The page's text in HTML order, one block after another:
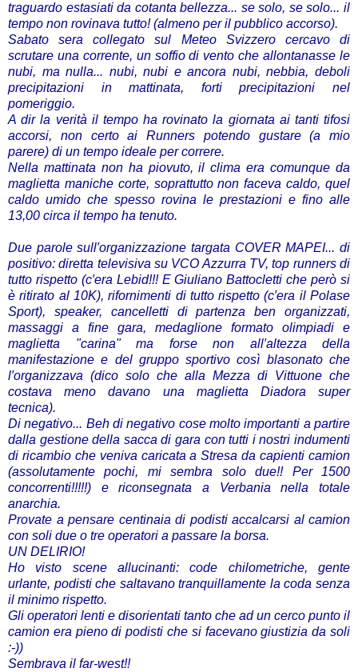
traguardo estasiati da cotanta bellezza... se solo, se solo... il
tempo non rovinava tutto! (almeno per il pubblico accorso).
Sabato sera collegato sul Meteo Svizzero cercavo di
scrutare una corrente, un soffio di vento che allontanasse le
nubi, ma nulla... nubi, nubi e ancora nubi, nebbia, deboli
precipitazioni in mattinata, forti precipitazioni nel
pomeriggio.
A dir la verità il tempo ha rovinato la giornata ai tanti tifosi
accorsi, non certo ai Runners potendo gustare (a mio
parere) di un tempo ideale per correre.
Nella mattinata non ha piovuto, il clima era comunque da
maglietta maniche corte, soprattutto non faceva caldo, quel
caldo umido che spesso rovina le prestazioni e fino alle
13,00 circa il tempo ha tenuto.
Due parole sull′organizzazione targata COVER MAPEI... di
positivo: diretta televisiva su VCO Azzurra TV, top runners di
tutto rispetto (c′era Lebid!!! E Giuliano Battocletti che però si
è ritirato al 10K), rifornimenti di tutto rispetto (c′era il Polase
Sport), speaker, cancelletti di partenza ben organizzati,
massaggi a fine gara, medaglione formato olimpiadi e
maglietta "carina" ma forse non all′altezza della
manifestazione e del gruppo sportivo così blasonato che
l′organizzava (dico solo che alla Mezza di Vittuone che
costava meno davano una maglietta Diadora super
tecnica).
Di negativo... Beh di negativo cose molto importanti a partire
dalla gestione della sacca di gara con tutti i nostri indumenti
di ricambio che veniva caricata a Stresa da capienti camion
(assolutamente pochi, mi sembra solo due!! Per 1500
concorrenti!!!!!) e riconsegnata a Verbania nella totale
anarchia.
Provate a pensare centinaia di podisti accalcarsi al camion
con soli due o tre operatori a passare la borsa.
UN DELIRIO!
Ho visto scene allucinanti: code chilometriche, gente
urlante, podisti che saltavano tranquillamente la coda senza
il minimo rispetto.
Gli operatori lenti e disorientati tanto che ad un cerco punto il
camion era pieno di podisti che si facevano giustizia da soli
:-))
Sembrava il far-west!!